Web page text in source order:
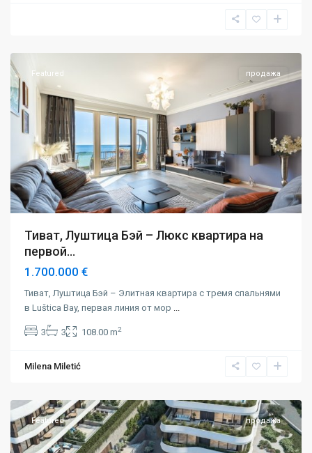
Featured продажа
Тиват, Луштица Бэй – Люкс квартира на
первой...
1.700.000 €
Тиват, Луштица Бэй – Элитная квартира с тремя спальнями
в Luštica Bay, первая линия от мор ...
3 3 108.00 m2
Milena Miletić
Будва,
Featured продажа